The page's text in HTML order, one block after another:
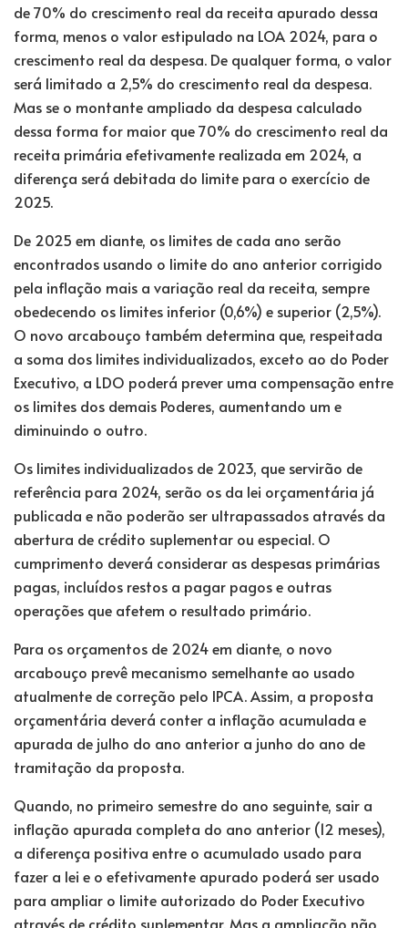
de 70% do crescimento real da receita apurado dessa
forma, menos o valor estipulado na LOA 2024, para o
crescimento real da despesa. De qualquer forma, o valor
será limitado a 2,5% do crescimento real da despesa.
Mas se o montante ampliado da despesa calculado
dessa forma for maior que 70% do crescimento real da
receita primária efetivamente realizada em 2024, a
diferença será debitada do limite para o exercício de
2025.
De 2025 em diante, os limites de cada ano serão
encontrados usando o limite do ano anterior corrigido
pela inflação mais a variação real da receita, sempre
obedecendo os limites inferior (0,6%) e superior (2,5%).
O novo arcabouço também determina que, respeitada
a soma dos limites individualizados, exceto ao do Poder
Executivo, a LDO poderá prever uma compensação entre
os limites dos demais Poderes, aumentando um e
diminuindo o outro.
Os limites individualizados de 2023, que servirão de
referência para 2024, serão os da lei orçamentária já
publicada e não poderão ser ultrapassados através da
abertura de crédito suplementar ou especial. O
cumprimento deverá considerar as despesas primárias
pagas, incluídos restos a pagar pagos e outras
operações que afetem o resultado primário.
Para os orçamentos de 2024 em diante, o novo
arcabouço prevê mecanismo semelhante ao usado
atualmente de correção pelo IPCA. Assim, a proposta
orçamentária deverá conter a inflação acumulada e
apurada de julho do ano anterior a junho do ano de
tramitação da proposta.
Quando, no primeiro semestre do ano seguinte, sair a
inflação apurada completa do ano anterior (12 meses),
a diferença positiva entre o acumulado usado para
fazer a lei e o efetivamente apurado poderá ser usado
para ampliar o limite autorizado do Poder Executivo
através de crédito suplementar. Mas a ampliação não